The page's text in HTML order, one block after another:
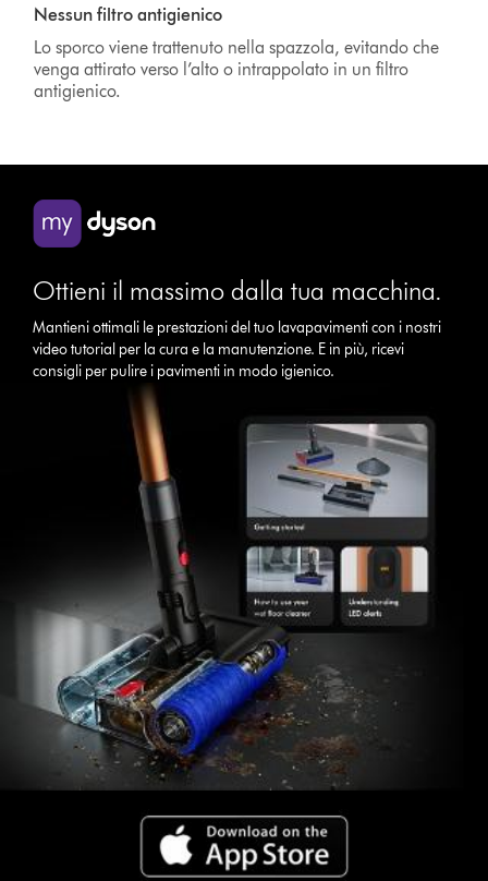
Nessun filtro antigienico
Lo sporco viene trattenuto nella spazzola, evitando che
venga attirato verso l’alto o intrappolato in un filtro
antigienico.
Ottieni il massimo dalla tua macchina.
Mantieni ottimali le prestazioni del tuo lavapavimenti con i nostri
video tutorial per la cura e la manutenzione. E in più, ricevi
consigli per pulire i pavimenti in modo igienico.